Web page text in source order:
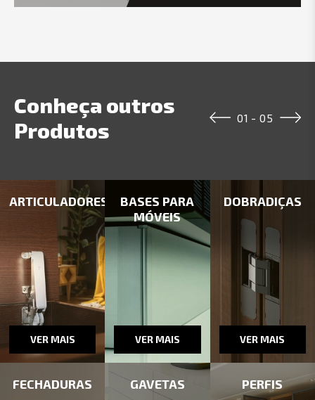
Conheça outros
Produtos
01 -05
ARTICULADORES
VER MAIS
BASES PARA
MÓVEIS
VER MAIS
DOBRADIÇAS
VER MAIS
FECHADURAS GAVETAS PERFIS